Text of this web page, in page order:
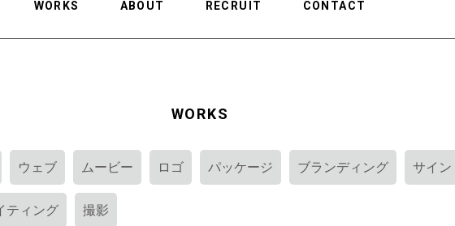
WORKS ABOUT RECRUIT CONTACT
WORKS
ウェブ ムービー ロゴ パッケージ ブランディング サイン
ティング 撮影